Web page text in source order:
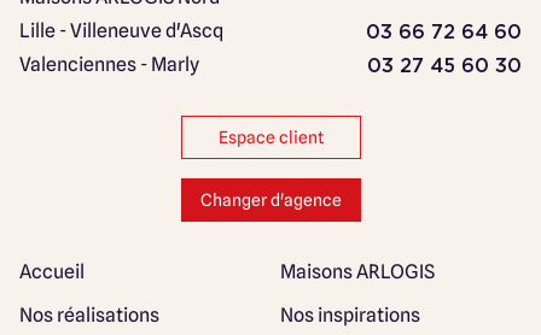
Lille - Villeneuve d'Ascq
03 66 72 64 60
Valenciennes - Marly 03 27 45 60 30
Espace client
Changer d'agence
Accueil
Maisons ARLOGIS
Nos réalisations
Nos inspirations